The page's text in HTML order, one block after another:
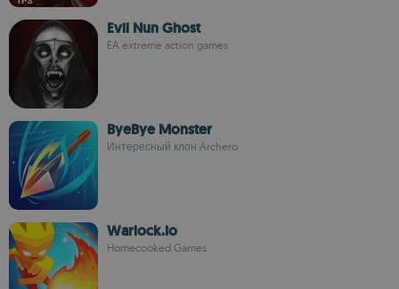
Evil Nun Ghost
EA extreme action games
ByeBye Monster
Интересный клон Archero
Warlock.io
Homecooked Games